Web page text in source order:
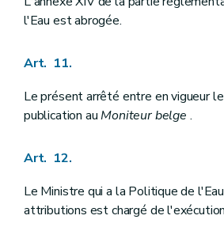
l'Eau est abrogée.
Art. 11.
Le présent arrêté entre en vigueur
publication auMoniteur belge .
Art. 12.
Le Ministre qui a la Politique de
attributions est chargé de